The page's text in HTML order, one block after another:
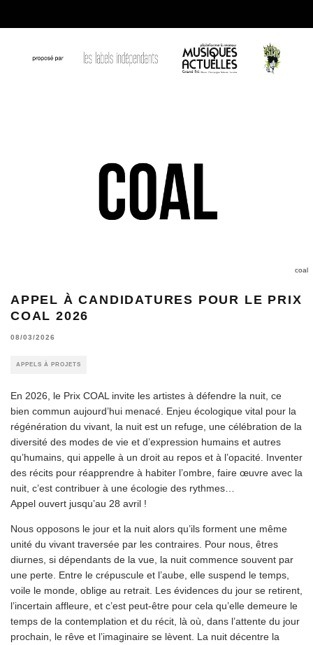
coal
APPEL À CANDIDATURES POUR LE PRIX
COAL 2026
08/03/2026
APPELS À PROJETS
En 2026, le Prix COAL invite les artistes à défendre la nuit, ce
bien commun aujourd’hui menacé. Enjeu écologique vital pour la
régénération du vivant, la nuit est un refuge, une célébration de la
diversité des modes de vie et d’expression humains et autres
qu’humains, qui appelle à un droit au repos et à l’opacité. Inventer
des récits pour réapprendre à habiter l’ombre, faire œuvre avec la
nuit, c’est contribuer à une écologie des rythmes…
Appel ouvert jusqu’au 28 avril !
Nous opposons le jour et la nuit alors qu’ils forment une même
unité du vivant traversée par les contraires. Pour nous, êtres
diurnes, si dépendants de la vue, la nuit commence souvent par
une perte. Entre le crépuscule et l’aube, elle suspend le temps,
voile le monde, oblige au retrait. Les évidences du jour se retirent,
l’incertain affleure, et c’est peut-être pour cela qu’elle demeure le
temps de la contemplation et du récit, là où, dans l’attente du jour
prochain, le rêve et l’imaginaire se lèvent. La nuit décentre la